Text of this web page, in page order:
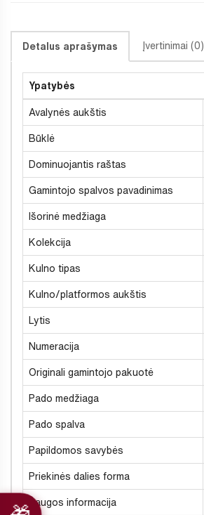
Detalus aprašymas Įvertinimai (0)
Ypatybės
Avalynės aukštis
Būklė
Dominuojantis raštas
Gamintojo spalvos pavadinimas
Išorinė medžiaga
Kolekcija
Kulno tipas
Kulno/platformos aukštis
Lytis
Numeracija
Originali gamintojo pakuotė
Pado medžiaga
Pado spalva
Papildomos savybės
Priekinės dalies forma
Saugos informacija